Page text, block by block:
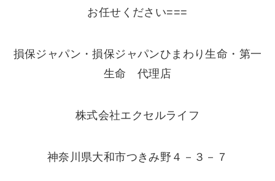
お任せください===
損保ジャパン・損保ジャパンひまわり生命・第一
生命 代理店
株式会社エクセルライフ
神奈川県大和市つきみ野４－３－７